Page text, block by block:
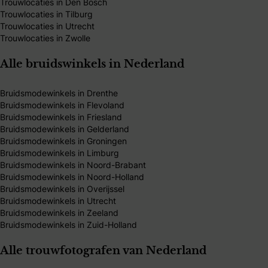
Trouwlocaties in Den Bosch
Trouwlocaties in Tilburg
Trouwlocaties in Utrecht
Trouwlocaties in Zwolle
Alle bruidswinkels in Nederland
Bruidsmodewinkels in Drenthe
Bruidsmodewinkels in Flevoland
Bruidsmodewinkels in Friesland
Bruidsmodewinkels in Gelderland
Bruidsmodewinkels in Groningen
Bruidsmodewinkels in Limburg
Bruidsmodewinkels in Noord-Brabant
Bruidsmodewinkels in Noord-Holland
Bruidsmodewinkels in Overijssel
Bruidsmodewinkels in Utrecht
Bruidsmodewinkels in Zeeland
Bruidsmodewinkels in Zuid-Holland
Alle trouwfotografen van Nederland